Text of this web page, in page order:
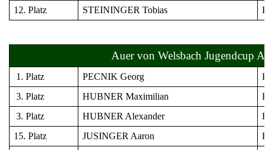
12. Platz
STEININGER Tobias
Auer von Welsbach Jugendcup
1. Platz PECNIK Georg
3. Platz
HUBNER Maximilian
3. Platz
HUBNER Alexander
15. Platz
JUSINGER Aaron